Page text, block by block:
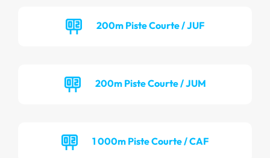
200m Piste Courte / JUF
200m Piste Courte / JUM
1 000m Piste Courte / CAF